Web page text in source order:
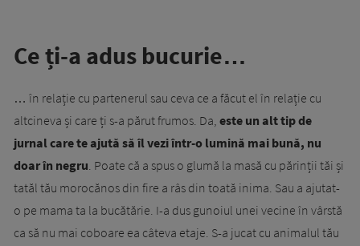
Ce ți-a adus bucurie…
… în relație cu partenerul sau ceva ce a făcut el în relație cu
altcineva și care ți s-a părut frumos. Da, este un alt tip de
jurnal care te ajută să îl vezi într-o lumină mai bună, nu
doar în negru. Poate că a spus o glumă la masă cu părinții tăi și
tatăl tău morocănos din fire a râs din toată inima. Sau a ajutat-
o pe mama ta la bucătărie. I-a dus gunoiul unei vecine în vârstă
ca să nu mai coboare ea câteva etaje. S-a jucat cu animalul tău